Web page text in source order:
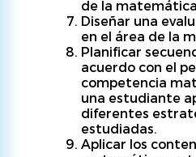
de la
Diseñar una
en el área de la
Planificar
acuerdo con el
competencia
una estudiante
diferentes
estudiadas.
Aplicar los